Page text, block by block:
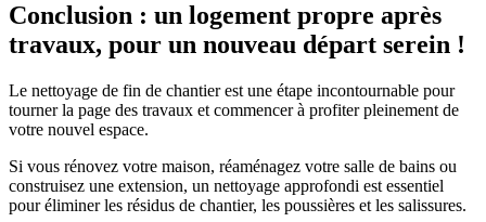
Conclusion : un logement propre après
travaux, pour un nouveau départ serein !
Le nettoyage de fin de chantierest une étape incontournable pour
tourner la page des travaux et commencer à profiter pleinement de
votre nouvel espace.
Si vous rénovez votre maison, réaménagez votre salle de bains ou
construisez une extension, un nettoyage approfondi est essentiel
pour éliminer les résidus de chantier, les poussières et les salissures.